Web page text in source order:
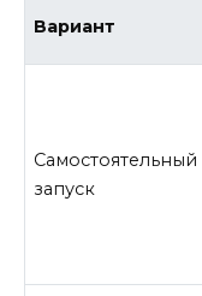
Вариант
Самостоятельный
запуск